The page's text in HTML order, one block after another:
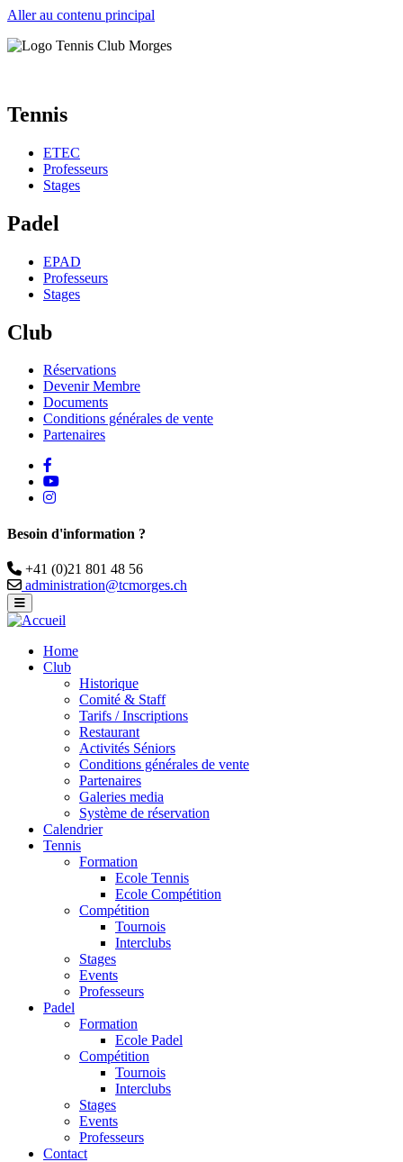
Aller au contenu principal
Tennis
ETEC
Professeurs
Stages
Padel
EPAD
Professeurs
Stages
Club
Réservations
Devenir Membre
Documents
Conditions générales de vente
Partenaires
Youtube
instagram
Besoin d'information ?
Téléphone
+41 (0)21 801 48 56
Email
administration@tcmorges.ch
Home
Club
Historique
Comité & Staff
Tarifs / Inscriptions
Restaurant
Activités Séniors
Conditions générales de vente
Partenaires
Galeries media
Système de réservation
Calendrier
Tennis
Formation
Ecole Tennis
Ecole Compétition
Compétition
Tournois
Interclubs
Stages
Events
Professeurs
Padel
Formation
Ecole Padel
Compétition
Tournois
Interclubs
Stages
Events
Professeurs
Contact